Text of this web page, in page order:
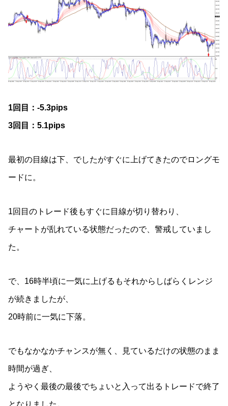
1回目：-5.3pips
3回目：5.1pips
最初の目線は下、でしたがすぐに上げてきたのでロングモ
ードに。
1回目のトレード後もすぐに目線が切り替わり、
チャートが乱れている状態だったので、警戒していまし
た。
で、16時半頃に一気に上げるもそれからしばらくレンジ
が続きましたが、
20時前に一気に下落。
でもなかなかチャンスが無く、見ているだけの状態のまま
時間が過ぎ、
ようやく最後の最後でちょいと入って出るトレードで終了
となりました。